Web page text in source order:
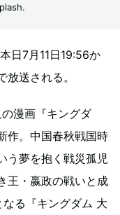
日7月11日19:56か
送される。
漫画『キングダ
作。中国春秋戦国時
う夢を抱く戦災孤児
王・嬴政の戦いと成
る『キングダム 大